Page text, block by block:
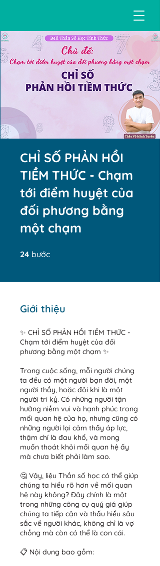
CHỈ SỐ PHẢN HỒI
TIỀM THỨC - Chạm
tới điểm huyệt của
đối phương bằng
một chạm
24 bước
Giới thiệu
✨ CHỈ SỐ PHẢN HỒI TIỀM THỨC -
Chạm tới điểm huyệt của đối
phương bằng một chạm ✨
Trong cuộc sống, mỗi người chúng
ta đều có một người bạn đời, một
người thầy, hoặc đôi khi là một
người tri kỷ. Có những người tận
hưởng niềm vui và hạnh phúc trong
mối quan hệ của họ, nhưng cũng có
những người lại cảm thấy áp lực,
thậm chí là đau khổ, và mong
muốn thoát khỏi mối quan hệ ấy
mà chưa biết phải làm sao.
🤔 Vậy, liệu Thần số học có thể giúp
chúng ta hiểu rõ hơn về mối quan
hệ này không? Đây chính là một
trong những công cụ quý giá giúp
chúng ta tiếp cận và thấu hiểu sâu
sắc về người khác, không chỉ là vợ
chồng mà còn có thể là con cái.
📋 Nội dung bao gồm: